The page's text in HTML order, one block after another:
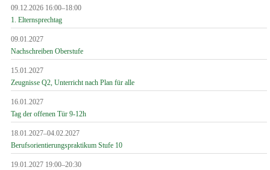
09.12.2026 16:00–18:00
1. Elternsprechtag
09.01.2027
Nachschreiben Oberstufe
15.01.2027
Zeugnisse Q2, Unterricht nach Plan für alle
16.01.2027
Tag der offenen Tür 9-12h
18.01.2027–04.02.2027
Berufsorientierungspraktikum Stufe 10
19.01.2027 19:00–20:30